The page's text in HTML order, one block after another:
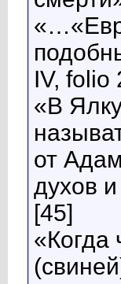
IV, folio
«В
от
духов
[45]
«Когда